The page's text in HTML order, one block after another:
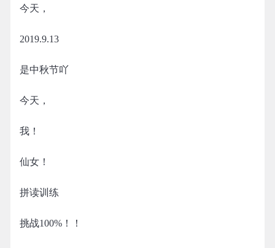
今天，
2019.9.13
是中秋节吖
今天，
我！
仙女！
拼读训练
挑战100%！！